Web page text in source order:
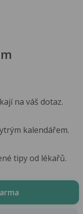
na váš dotaz.
kalendářem.
tipy od lékařů.